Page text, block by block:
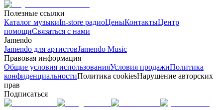
Полезные ссылки
Каталог музыкиIn-store радиоЦеныКонтактыЦентр
помощиСвязаться с нами
Jamendo
Jamendo для артистовJamendo Music
Правовая информация
Общие условия использованияУсловия продажиПолитика
конфиденциальностиПолитика cookiesНарушение авторских
прав
Подписаться